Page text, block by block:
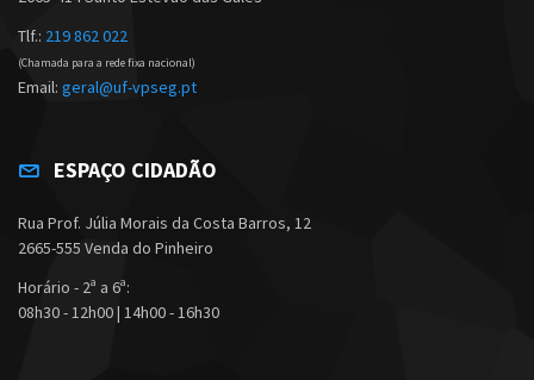
Tlf.: 219 862 022
(Chamada para a rede fixa nacional)
Email: geral@uf-vpseg.pt
ESPAÇO CIDADÃO
Rua Prof. Júlia Morais da Costa Barros, 12
2665-555 Venda do Pinheiro
Horário - 2ª a 6ª:
08h30 - 12h00 | 14h00 - 16h30